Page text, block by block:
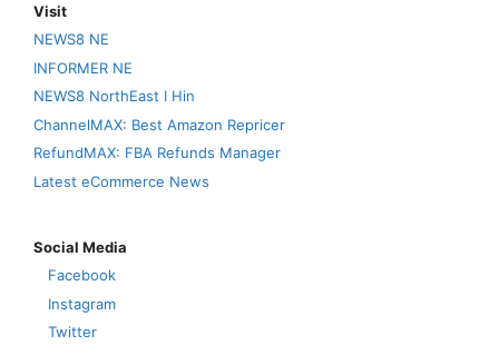
Visit
NEWS8 NE
INFORMER NE
NEWS8 NorthEast I Hin
ChannelMAX: Best Amazon Repricer
RefundMAX: FBA Refunds Manager
Latest eCommerce News
Social Media
Facebook
Instagram
Twitter